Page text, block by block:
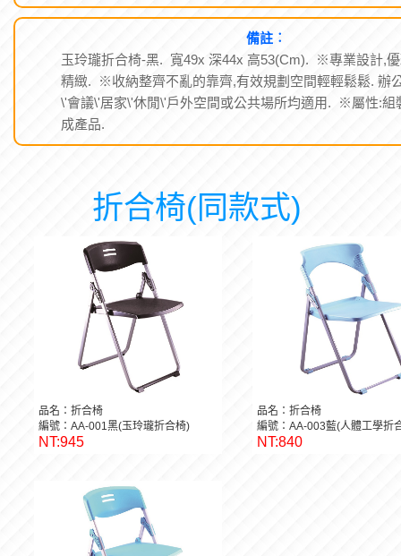
備註︰
玉玲瓏折合椅-黑. 寬49x 深44x 高53(Cm). ※專業設計,
精緻. ※收納整齊不亂的靠齊,有效規劃空間輕輕鬆鬆. 辦
\'會議\'居家\'休閒\'戶外空間或公共場所均適用. ※屬性:組
成產品.
折合椅(同款式)
品名：折合椅
編號：AA-001黑(玉玲瓏折合椅)
NT:945
品名：折合椅
編號：AA-003藍(人體工學折
NT:840